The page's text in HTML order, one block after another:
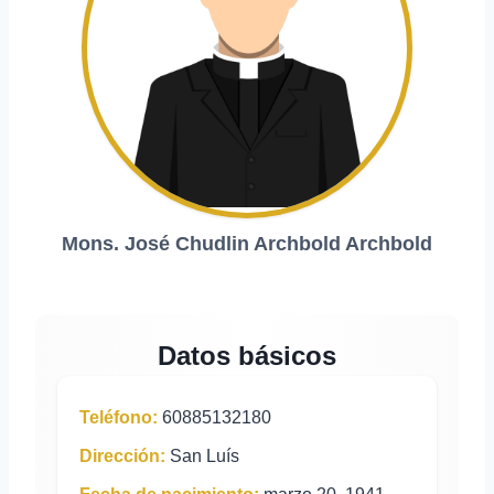
Mons. José Chudlin Archbold Archbold
Datos básicos
Teléfono: 60885132180
Dirección: San Luís